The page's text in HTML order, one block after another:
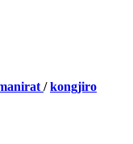
/kongjiro